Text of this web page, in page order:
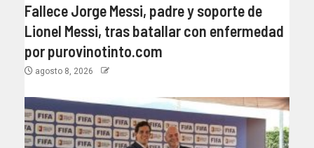
Fallece Jorge Messi, padre y soporte de
Lionel Messi, tras batallar con enfermedad
por purovinotinto.com
agosto 8, 2026